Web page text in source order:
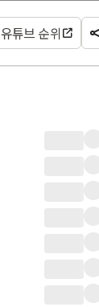
유튜브 순위